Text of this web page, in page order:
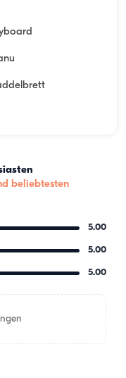
beliebtesten
5.00
5.00
5.00